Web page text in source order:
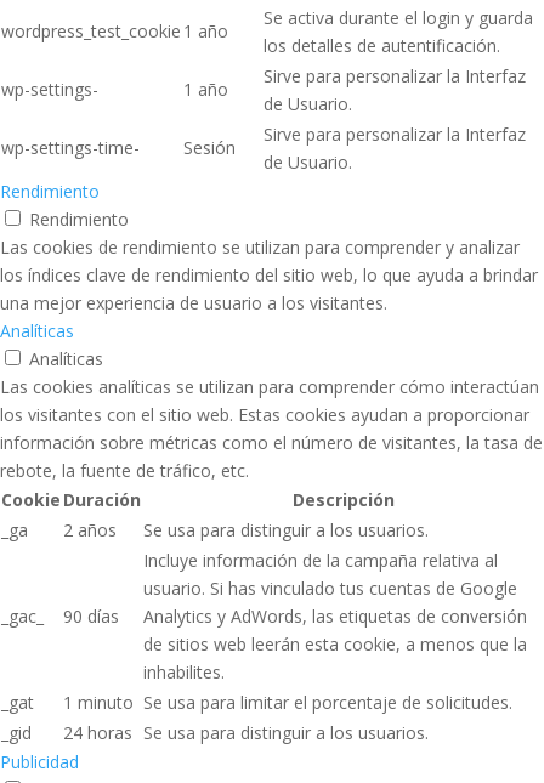
wordpress_test_cookie 1 año
Se activa durante el login y guarda
los detalles de autentificación.
wp-settings-
1 año
Sirve para personalizar la Interfaz
de Usuario.
wp-settings-time-
Sesión
Sirve para personalizar la Interfaz
de Usuario.
Rendimiento
Rendimiento
Las cookies de rendimiento se utilizan para comprender y analizar
los índices clave de rendimiento del sitio web, lo que ayuda a brindar
una mejor experiencia de usuario a los visitantes.
Analíticas
Analíticas
Las cookies analíticas se utilizan para comprender cómo interactúan
los visitantes con el sitio web. Estas cookies ayudan a proporcionar
información sobre métricas como el número de visitantes, la tasa de
rebote, la fuente de tráfico, etc.
Cookie Duración
Descripción
_ga
2 años Se usa para distinguir a los usuarios.
_gac_ 90 días
Incluye información de la campaña relativa al
usuario. Si has vinculado tus cuentas de Google
Analytics y AdWords, las etiquetas de conversión
de sitios web leerán esta cookie, a menos que la
inhabilites.
_gat
1 minuto Se usa para limitar el porcentaje de solicitudes.
_gid
24 horas Se usa para distinguir a los usuarios.
Publicidad